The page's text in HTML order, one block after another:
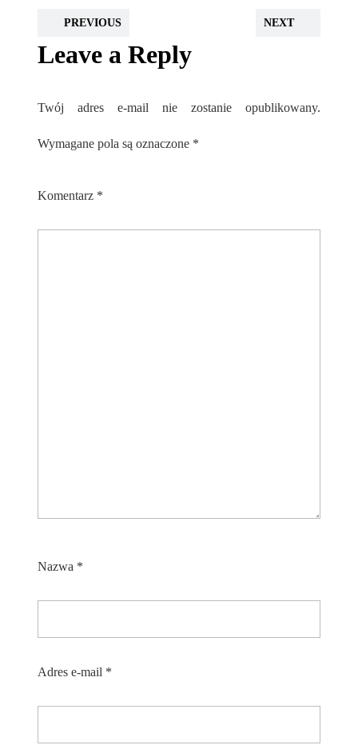
PREVIOUS NEXT
Leave a Reply
Twój adres e-mail nie zostanie opublikowany.
Wymagane pola są oznaczone *
Komentarz *
Nazwa *
Adres e-mail *